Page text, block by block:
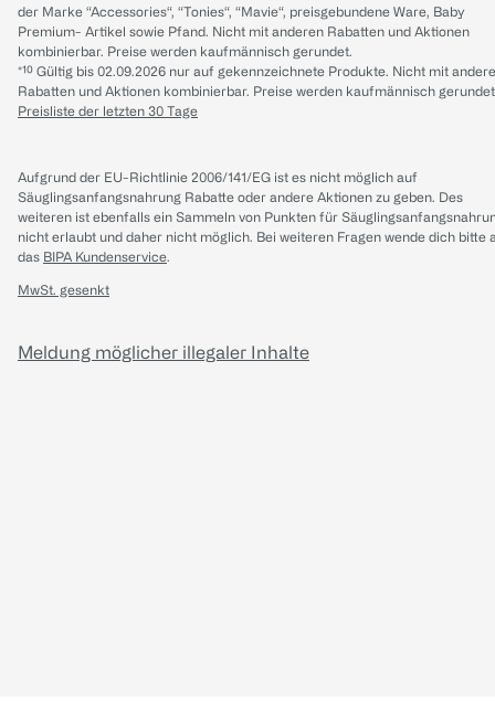
der Marke “Accessories“, “Tonies“, “Mavie“, preisgebundene Ware, Baby
Premium- Artikel sowie Pfand. Nicht mit anderen Rabatten und Aktionen
kombinierbar. Preise werden kaufmännisch gerundet.
*¹⁰ Gültig bis 02.09.2026 nur auf gekennzeichnete Produkte. Nicht mit
Rabatten und Aktionen kombinierbar. Preise werden kaufmännisch
Preisliste der letzten 30 Tage
Aufgrund der EU-Richtlinie 2006/141/EG ist es nicht möglich auf
Säuglingsanfangsnahrung Rabatte oder andere Aktionen zu geben. Des
weiteren ist ebenfalls ein Sammeln von Punkten für
nicht erlaubt und daher nicht möglich. Bei weiteren Fragen wende dich bitte
das BIPA Kundenservice.
MwSt. gesenkt
Meldung möglicher illegaler Inhalte